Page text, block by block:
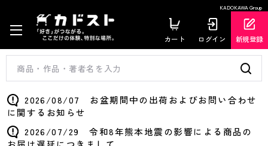
KADOKAWA Group
カート ログイン 新規登録
2026/08/07 お盆期間中の出荷およびお問い合わせ
に関するお知らせ
2026/07/29 令和8年熊本地震の影響による商品の